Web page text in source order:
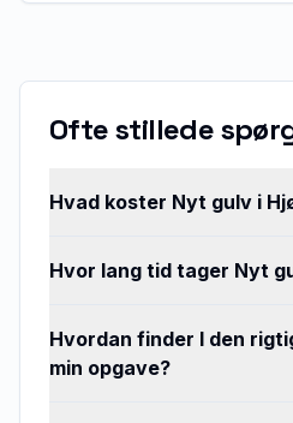
Ofte stillede
Hvad koster Nyt gulv i
Hvor lang tid tager Nyt
Hvordan finder I den
min opgave?